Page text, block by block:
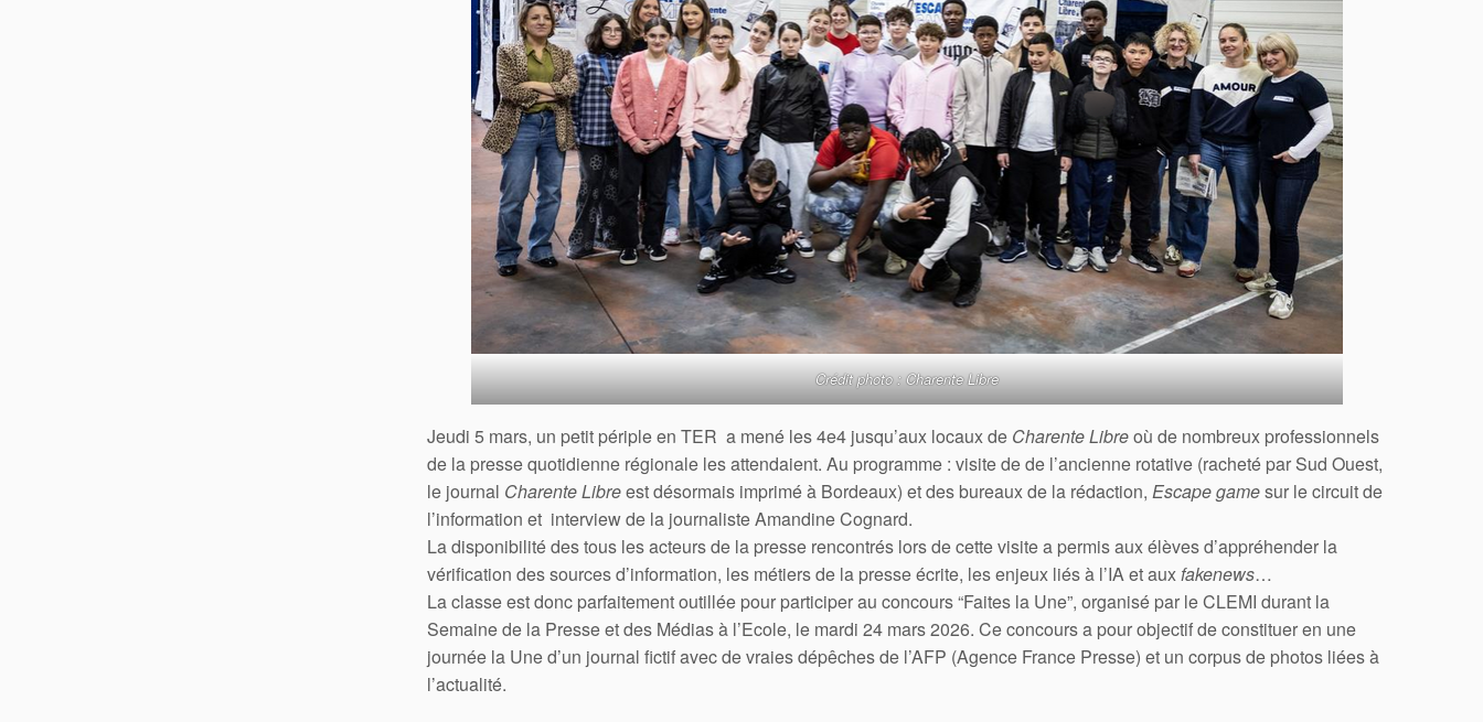
Crédit photo : Charente Libre
Jeudi 5 mars, un petit périple en TER a mené les 4e4 jusqu’aux locaux de Charente Libreoù de nombreux professionnels
de la presse quotidienne régionale les attendaient. Au programme : visite de de l’ancienne rotative (racheté par Sud Ouest,
le journal Charente Libreest désormais imprimé à Bordeaux) et des bureaux de la rédaction, Escape gamesur le circuit de
l’information et interview de la journaliste Amandine Cognard.
La disponibilité des tous les acteurs de la presse rencontrés lors de cette visite a permis aux élèves d’appréhender la
vérification des sources d’information, les métiers de la presse écrite, les enjeux liés à l’IA et auxfakenews…
La classe est donc parfaitement outillée pour participer au concours “Faites la Une”, organisé par le CLEMI durant la
Semaine de la Presse et des Médias à l’Ecole, le mardi 24 mars 2026. Ce concours a pour objectif de constituer en une
journée la Une d’un journal fictif avec de vraies dépêches de l’AFP (Agence France Presse) et un corpus de photos liées à
l’actualité.